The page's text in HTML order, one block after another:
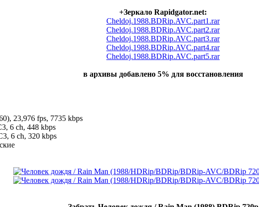
+Зеркало Rapidgator.net:
Cheldoj.1988.BDRip.AVC.part1.rar
Cheldoj.1988.BDRip.AVC.part2.rar
Cheldoj.1988.BDRip.AVC.part3.rar
Cheldoj.1988.BDRip.AVC.part4.rar
Cheldoj.1988.BDRip.AVC.part5.rar
в архивы добавлено 5% для восстановления
23,976 fps, 7735 kbps
6 ch, 448 kbps
6 ch, 320 kbps